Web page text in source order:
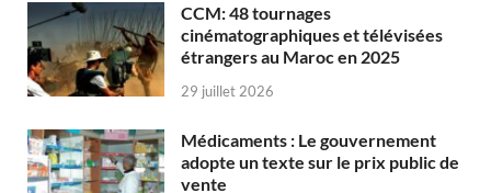
CCM: 48 tournages
cinématographiques et télévisées
étrangers au Maroc en 2025
29 juillet 2026
Médicaments : Le gouvernement
adopte un texte sur le prix public de
vente